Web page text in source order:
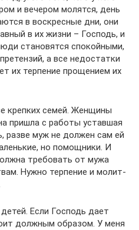
и вече­ром молят­ся, день
в вос­крес­ные дни, они
в их жиз­ни – Гос­подь, и
ста­но­вят­ся спо­кой­ны­ми,
а все недо­стат­ки
их тер­пе­ние про­ще­ни­ем их
креп­ких семей. Жен­щи­ны
при­шла с рабо­ты устав­шая
раз­ве муж не дол­жен сам ей
но помощ­ни­ки. И
тре­бо­вать от мужа
Нуж­но тер­пе­ние и молит­
Если Гос­подь дает
долж­ным обра­зом. У меня